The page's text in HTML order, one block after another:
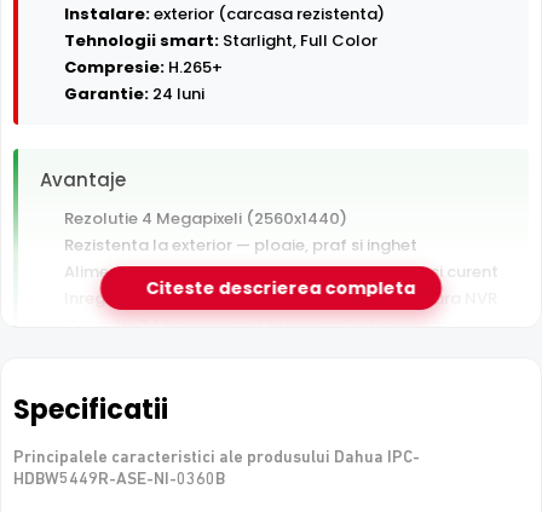
Instalare:exterior (carcasa rezistenta)
Tehnologii smart: Starlight, Full Color
Compresie: H.265+
Garantie: 24 luni
Avantaje
Rezolutie 4 Megapixeli (2560x1440)
Rezistenta la exterior — ploaie, praf si inghet
Alimentare PoE — un singur cablu pentru date si curent
Inregistrare pe card MicroSD, functioneaza si fara NVR
Garantie 24 luni si suport tehnic gratuit in romana
Fara microfon/difuzor — nu inregistreaza audio
Citeste descrierea completa
Specificatii
Principalele caracteristici ale produsului Dahua IPC-
HDBW5449R-ASE-NI-0360B